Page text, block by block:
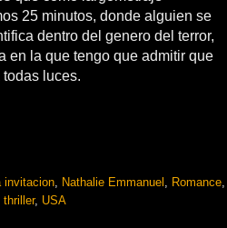
25 minutos, donde alguien se
dentro del genero del terror,
en la que tengo que admitir que
luces.
invitacion, Nathalie Emmanuel , Romance,
thriller, USA